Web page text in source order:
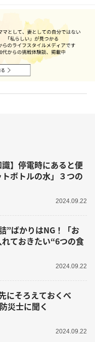
識】停電時にあると便
ボトルの水」３つの
2024.09.22
”ばかりはNG！「お
ておきたい“6つの食
2024.09.22
にそろえておくべ
災士に聞く
2024.09.22